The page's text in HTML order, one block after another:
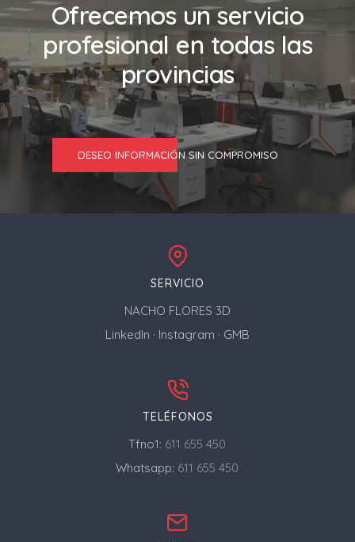
Ofrecemos un servicio
profesional en todas las
provincias
DESEO INFORMACIÓN SIN COMPROMISO
SERVICIO
NACHO FLORES 3D
LinkedIn · Instagram · GMB
TELÉFONOS
Tfno1: 611 655 450
Whatsapp: 611 655 450